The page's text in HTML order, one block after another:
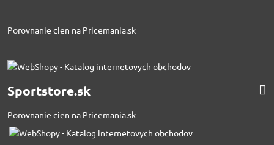
Porovnanie cien na Pricemania.sk
Sportstore.sk
Porovnanie cien na Pricemania.sk